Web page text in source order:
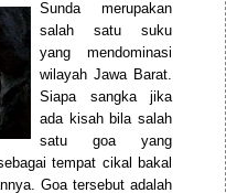
Sunda merupakan
salah satu suku
yang mendominasi
wilayah Jawa Barat.
Siapa sangka jika
ada kisah bila salah
satu goa yang
tempat cikal bakal
Goa tersebut adalah